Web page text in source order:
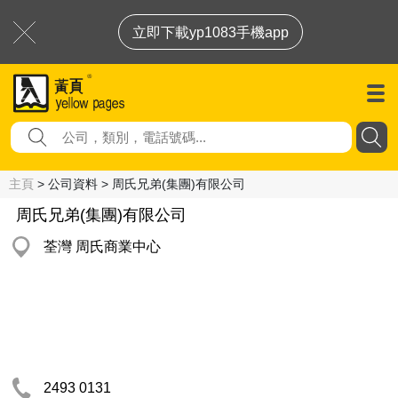
立即下載yp1083手機app
主頁 > 公司資料 > 周氏兄弟(集團)有限公司
周氏兄弟(集團)有限公司
荃灣 周氏商業中心
2493 0131